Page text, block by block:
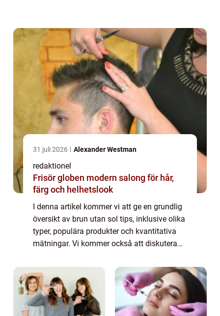
31 juli 2026 Alexander Westman
redaktionel
Frisör globen modern salong för hår,
färg och helhetslook
I denna artikel kommer vi att ge en grundlig
översikt av brun utan sol tips, inklusive olika
typer, populära produkter och kvantitativa
mätningar. Vi kommer också att diskutera
och ge en historisk genomgån...